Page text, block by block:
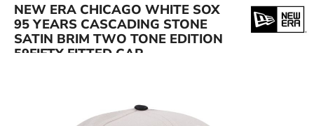
NEW ERA CHICAGO WHITE SOX
95 YEARS CASCADING STONE
SATIN BRIM TWO TONE EDITION
59FIFTY FITTED CAP
Bildergalerie überspringen